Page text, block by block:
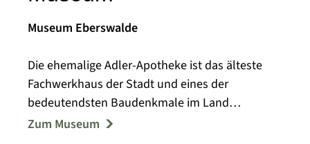
Museum Eberswalde
Die ehemalige Adler-Apotheke ist das älteste
Fachwerkhaus der Stadt und eines der
bedeutendsten Baudenkmale im Land
Brandenburg. Sie beherbergt die städtischen
Zum Museum